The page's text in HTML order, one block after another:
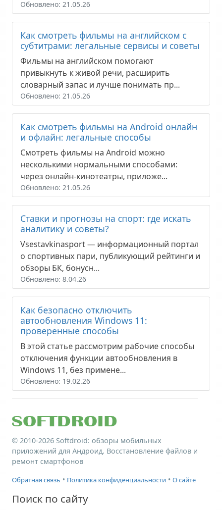
Обновлено: 21.05.26
Как смотреть фильмы на английском с
субтитрами: легальные сервисы и советы
Фильмы на английском помогают
привыкнуть к живой речи, расширить
словарный запас и лучше понимать пр...
Обновлено: 21.05.26
Как смотреть фильмы на Android онлайн
и офлайн: легальные способы
Смотреть фильмы на Android можно
несколькими нормальными способами:
через онлайн-кинотеатры, приложе...
Обновлено: 21.05.26
Ставки и прогнозы на спорт: где искать
аналитику и советы?
Vsestavkinasport — информационный портал
о спортивных пари, публикующий рейтинги и
обзоры БК, бонусн...
Обновлено: 8.04.26
Как безопасно отключить
автообновления Windows 11:
проверенные способы
В этой статье рассмотрим рабочие способы
отключения функции автообновления в
Windows 11, без примене...
Обновлено: 19.02.26
© 2010-2026 Softdroid: обзоры мобильных
приложений для Андроид. Восстановление файлов и
ремонт смартфонов
Обратная связь • Политика конфиденциальности • О сайте
Поиск по сайту